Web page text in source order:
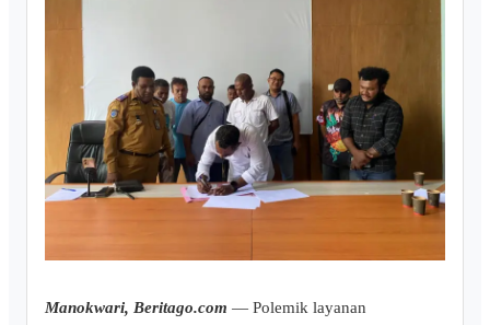
Manokwari, Beritago.com — Polemik layanan